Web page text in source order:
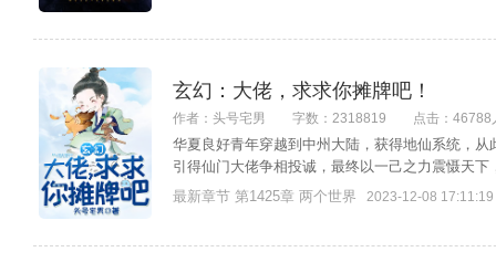
玄幻：大佬，求求你摊牌吧！
作者：头号宅男 字数：2318819 点击：46788
华夏良好青年穿越到中州大陆，获得地仙系统，
引得仙门大佬争相投诚，最终以一己之力震慑天下
最新章节 第1425章 两个世界
2023-12-08 17:11:19